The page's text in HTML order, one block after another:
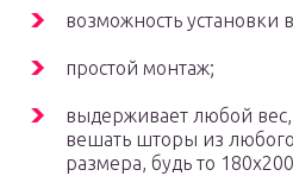
возможность
простой монтаж;
выдерживает любой
вешать шторы из
размера, будь то